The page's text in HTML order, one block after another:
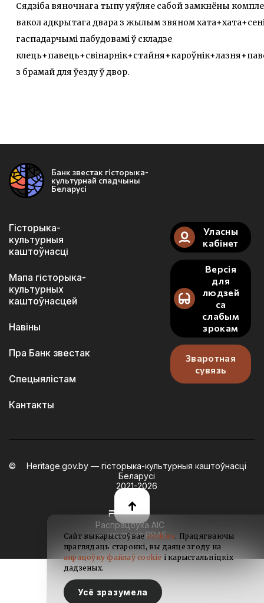
Сядзіба вяночнага тыпу уяўляе сабой замкнёны
вакол адкрытага двара з жылым звяном хата+хата+сені
гаспадарчымі пабудовамі ў складзе
з брамай для ўезду ў двор.
Банк звестак гісторыка-
культурнай спадчыны
Беларусі
Гісторыка-
культурныя
каштоўнасці
Мапа гісторыка-
культурных
каштоўнасцей
Навіны
Пра Банк звестак
Спецыялістам
Кантакты
Уласны
кабінет
Версія
для
людзей
са
слабым
зрокам
Зваротная
сувязь
Heritage.gov.by — гісторыка-культурныя каштоўнасці
Беларусі
2021-2026
Распрацоўка АІС
— кампанія PRAS
Сайт выкарыстоўваеcookies. Працягваючы
праглядаць старонкі, вы даяце згоду на
апрацоўку файлаў cookie і карыстальніцкіх
дадзеных.
Усё зразумела